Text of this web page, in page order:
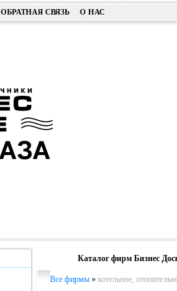
ОБРАТНАЯ СВЯЗЬ О НАС
Каталог фирм Бизнес
Все фирмы » котельное,